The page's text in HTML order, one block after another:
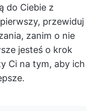
do Ciebie z
przewiduj
zanim o nie
jesteś o krok
Ci na tym, aby ich